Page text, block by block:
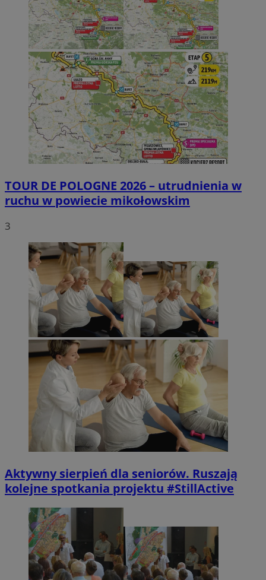
TOUR DE POLOGNE 2026 – utrudnienia w
ruchu w powiecie mikołowskim
3
Aktywny sierpień dla seniorów. Ruszają
kolejne spotkania projektu #StillActive